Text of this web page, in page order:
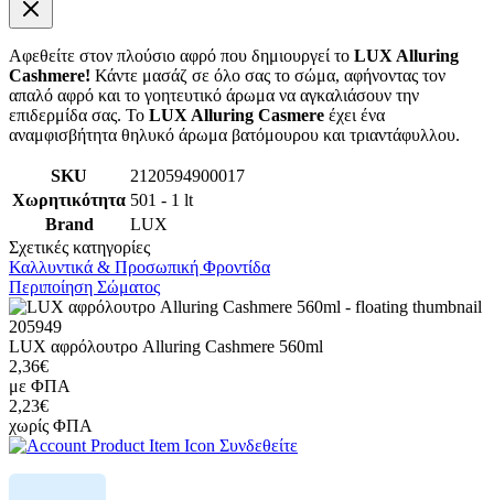
Αφεθείτε στον πλούσιο αφρό που δημιουργεί το LUX Alluring
Cashmere! Κάντε μασάζ σε όλο σας το σώμα, αφήνοντας τον
απαλό αφρό και το γοητευτικό άρωμα να αγκαλιάσουν την
επιδερμίδα σας. To LUX Alluring Casmere έχει ένα
αναμφισβήτητα θηλυκό άρωμα βατόμουρου και τριαντάφυλλου.
SKU
2120594900017
Χωρητικότητα 501 - 1 lt
Brand
LUX
Σχετικές κατηγορίες
Καλλυντικά & Προσωπική Φροντίδα
Περιποίηση Σώματος
205949
LUX αφρόλουτρο Alluring Cashmere 560ml
2,36€
με ΦΠΑ
2,23€
χωρίς ΦΠΑ
Συνδεθείτε